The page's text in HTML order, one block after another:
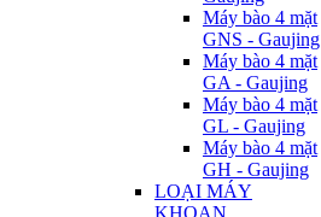
Máy bào 4 mặt
GNS - Gaujing
Máy bào 4 mặt
GA - Gaujing
Máy bào 4 mặt
GL - Gaujing
Máy bào 4 mặt
GH - Gaujing
LOẠI MÁY
KHOAN